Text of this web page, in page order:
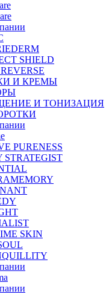
SHIELD
И КРЕМЫ
И ТОНИЗАЦИЯ
PURENESS
STRATEGIST
SKIN